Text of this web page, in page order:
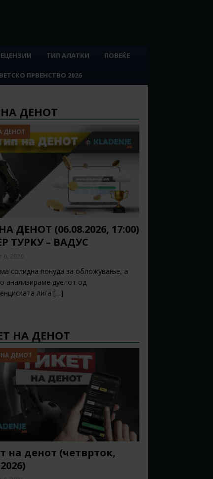
ТИП АЛАТКИ ПОВЕЌЕ
ПРВЕНСТВО 2026
ДЕНОТ
ДЕНОТ
ДЕНОТ (06.08.2026, 17:00)
ТУРКУ – ВАДУС
6, 2026
солидна понуда за обложување, а
анализираме дуелот од
лига […]
НА ДЕНОТ
ДЕНОТ
на денот (четврток,